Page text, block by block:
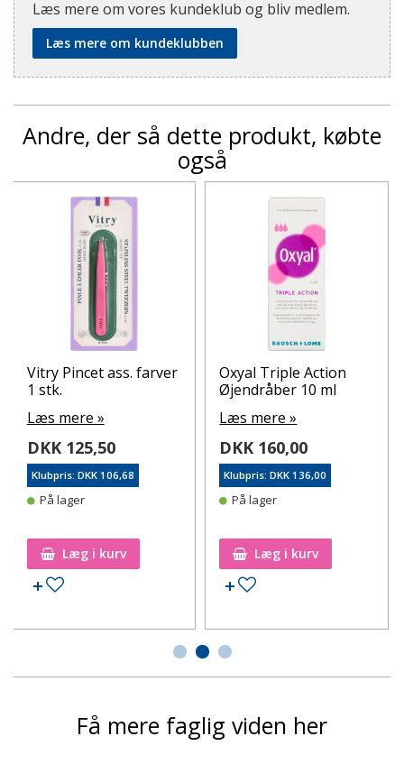
Læs mere om vores kundeklub og bliv medlem.
Læs mere om kundeklubben
Andre, der så dette produkt, købte
også
Vitry Pincet ass. farver
1 stk.
Læs mere »
DKK 125,50
Klubpris: DKK 106,68
På lager
Læg i kurv
Tilføj til ønskeseddel
Oxyal Triple Action
Øjendråber 10 ml
Læs mere »
DKK 160,00
Klubpris: DKK 136,00
På lager
Læg i kurv
Tilføj til ønskeseddel
Få mere faglig viden her